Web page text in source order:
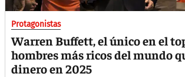
Protagonistas
Warren Buffett, el único en el
hombres más ricos del mundo
dinero en 2025